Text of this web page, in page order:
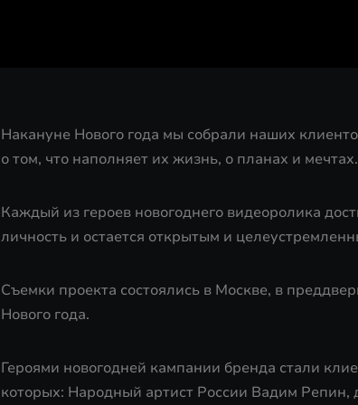
Накануне Нового года мы собрали наших
о том, что наполняет их жизнь, о планах и мечтах.
Каждый из героев новогоднего видеоролика
личность и остается открытым и
Съемки проекта состоялись в Москве, в
Нового года.
Героями новогодней кампании бренда стали
которых: Народный артист России Вадим Репин,